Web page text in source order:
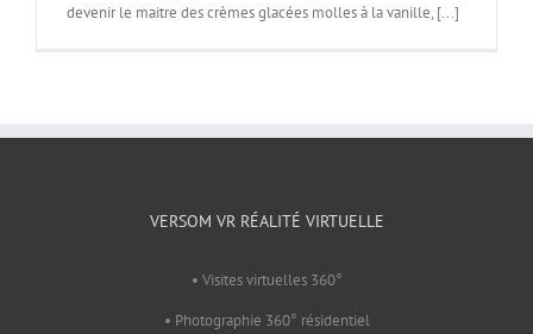
devenir le maitre des crèmes glacées molles à la vanille, [...]
VERSOM VR RÉALITÉ VIRTUELLE
• Visites virtuelles 360°
• Photographie 360° résidentiel